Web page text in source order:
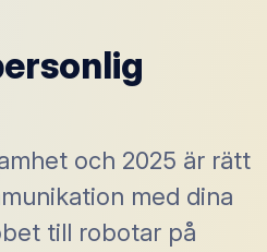
och 2025 är rätt
med dina
till robotar på